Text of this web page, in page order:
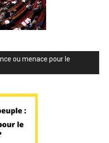
ou menace pour le